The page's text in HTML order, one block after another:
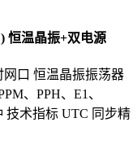
恒温晶振+双电源
网口 恒温晶振振荡器
、PPH、E1、
技术指标 UTC 同步精